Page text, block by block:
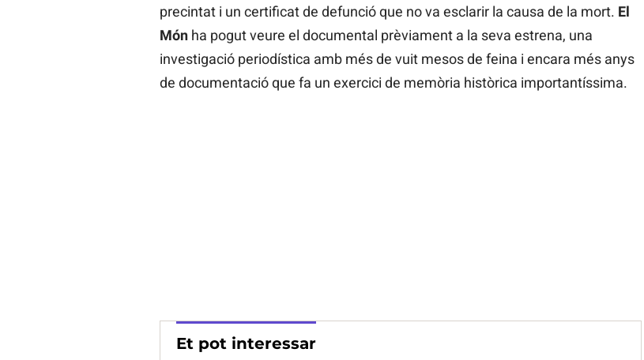
precintat i un certificat de defunció que no va esclarir la causa de la mort. El
Mónha pogut veure el documental prèviament a la seva estrena, una
investigació periodística amb més de vuit mesos de feina i encara més anys
de documentació que fa un exercici de memòria històrica importantíssima.
Et pot interessar